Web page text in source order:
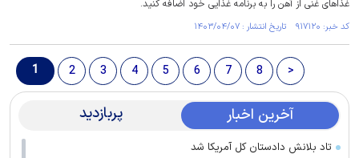
غذاهای غنی از آهن را به برنامه غذایی خود اضافه کنید.
کد خبر: ۹۱۷۱۲۰ تاریخ انتشار : ۱۴۰۳/۰۴/۰۷
1 2 3 4 5 6 7 8 >
آخرین اخبار پربازدید
تاد بلانش دادستان کل آمریکا شد